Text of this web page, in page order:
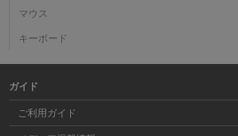
マウス
キーボード
ガイド
ご利用ガイド